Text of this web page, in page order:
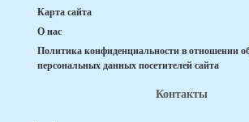
Карта сайта
О нас
Политика конфиденциальности в отношении
персональных данных посетителей сайта
Контакты